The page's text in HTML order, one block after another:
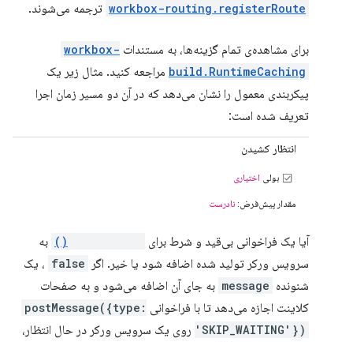
workbox-routing.registerRoute ترجمه می‌شوند.
برای مشاهده‌ی تمام گزینه‌ها، به مستندات workbox-
build.RuntimeCaching مراجعه کنید. مثال زیر یک
پیکربندی معمول را نشان می‌دهد که در آن دو مسیر زمان اجرا
تعریف شده است:
انتظار کشیدن
بولی اختیاری
مقدار پیش‌فرض: نادرست
آیا یک فراخوانی بی‌قید و شرط برای
به
سرویس ورکر تولید شده اضافه شود یا خیر. اگر
false ، یک
شنونده message به جای آن اضافه می‌شود و به صفحات
کلاینت اجازه می‌دهد تا با فراخوانی postMessage({type:
'SKIP_WAITING'}) روی یک سرویس ورکر در حال انتظار،